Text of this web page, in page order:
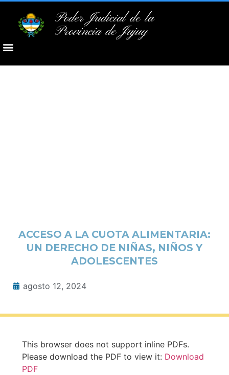
Poder Judicial de la
Provincia de Jujuy
ACCESO A LA CUOTA ALIMENTARIA:
UN DERECHO DE NIÑAS, NIÑOS Y
ADOLESCENTES
agosto 12, 2024
This browser does not support inline PDFs.
Please download the PDF to view it: Download
PDF